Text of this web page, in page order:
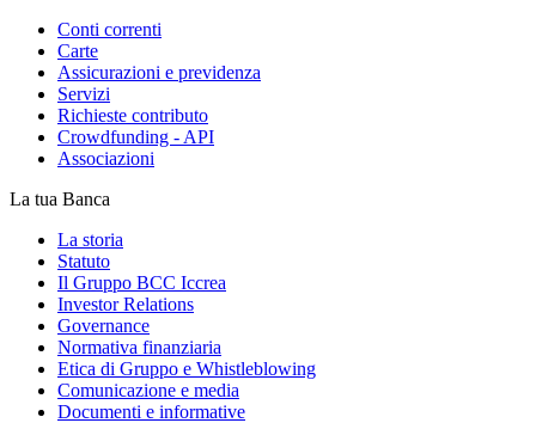
Conti correnti
Carte
Assicurazioni e previdenza
Servizi
Richieste contributo
Crowdfunding - API
Associazioni
La tua Banca
La storia
Statuto
Il Gruppo BCC Iccrea
Investor Relations
Governance
Normativa finanziaria
Etica di Gruppo e Whistleblowing
Comunicazione e media
Documenti e informative